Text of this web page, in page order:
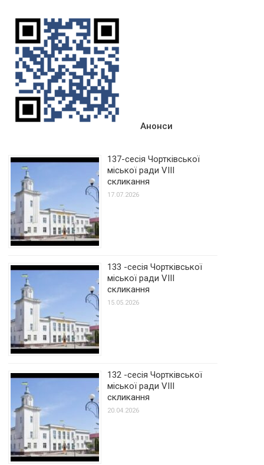
Анонси
137-сесія Чортківської
міської ради VIII
скликання
17.07.2026
133 -сесія Чортківської
міської ради VIII
скликання
15.05.2026
132 -сесія Чортківської
міської ради VIII
скликання
20.04.2026